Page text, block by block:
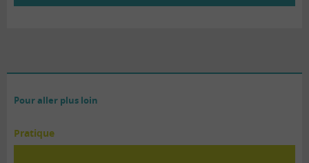
Pour aller plus loin
Pratique